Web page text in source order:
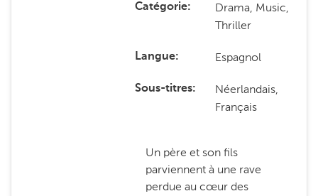
Catégorie
Drama, Music,
Thriller
Langue Espagnol
Sous-titres
Néerlandais,
Français
Un père et son fils
parviennent à une rave
perdue au cœur des